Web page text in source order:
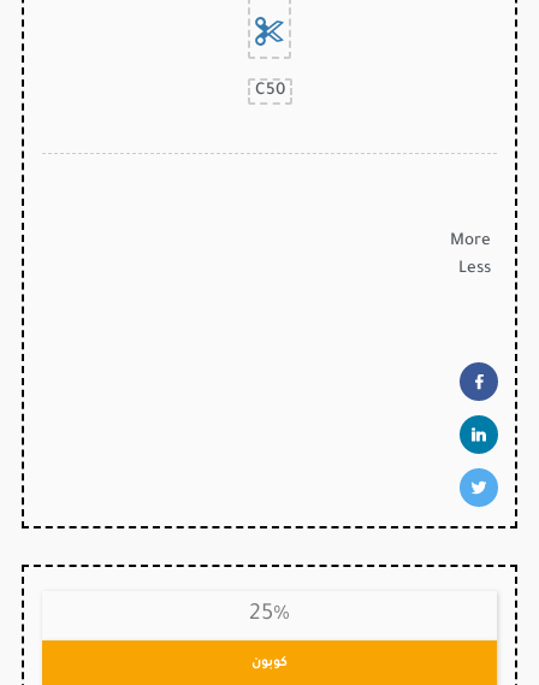
C50
More
Less
25%
كوبون